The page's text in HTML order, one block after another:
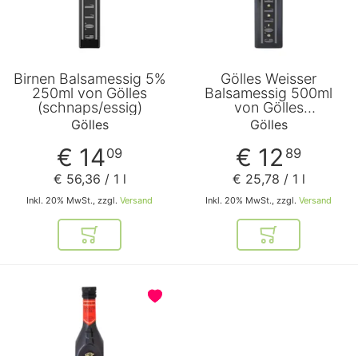
Birnen Balsamessig 5%
250ml von Gölles
(schnaps/essig)
Gölles
€ 1409
Inkl. 20% MwSt., zzgl. Versand
€ 56,36 / 1 l
In den Warenkorb
Gölles Weisser
Balsamessig 500ml
von Gölles
(schnaps/essig)
Gölles
€ 12 89
Inkl. 20% MwSt., zzgl. Versand
€ 25,78 / 1 l
In den